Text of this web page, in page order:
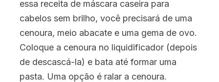
essa receita de máscara caseira para
cabelos sem brilho, você precisará de uma
cenoura, meio abacate e uma gema de ovo.
Coloque a cenoura no liquidificador (depois
de descascá-la) e bata até formar uma
pasta. Uma opção é ralar a cenoura.